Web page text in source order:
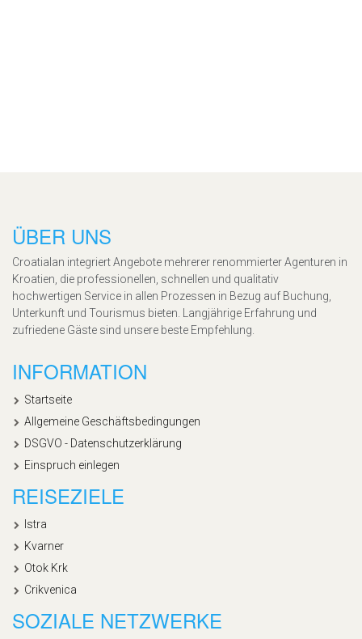
ÜBER UNS
Croatialan integriert Angebote mehrerer renommierter Agenturen in
Kroatien, die professionellen, schnellen und qualitativ
hochwertigen Service in allen Prozessen in Bezug auf Buchung,
Unterkunft und Tourismus bieten. Langjährige Erfahrung und
zufriedene Gäste sind unsere beste Empfehlung.
INFORMATION
Startseite
Allgemeine Geschäftsbedingungen
DSGVO - Datenschutzerklärung
Einspruch einlegen
REISEZIELE
Istra
Kvarner
Otok Krk
Crikvenica
SOZIALE NETZWERKE